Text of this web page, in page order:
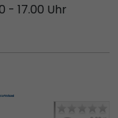
- 17.00 Uhr